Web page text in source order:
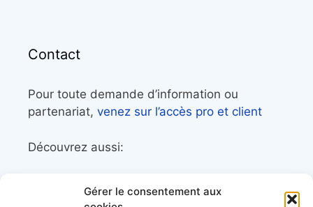
Gérer le consentement aux
Contact
Pour toute demande d’information ou
partenariat, venez sur l’accès pro et client
Découvrez aussi:
librairie maritime